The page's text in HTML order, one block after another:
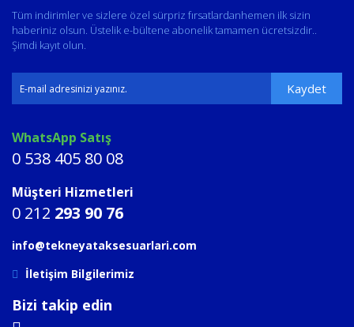
Tüm indirimler ve sizlere özel sürpriz fırsatlardanhemen ilk sizin
haberiniz olsun. Üstelik e-bültene abonelik tamamen ücretsizdir..
Şimdi kayıt olun.
Kaydet
WhatsApp Satış
0 538 405 80 08
Müşteri Hizmetleri
0 212 293 90 76
info@tekneyataksesuarlari.com
İletişim Bilgilerimiz
Bizi takip edin